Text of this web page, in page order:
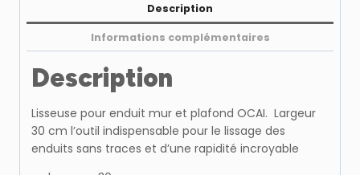
Description
Informations complémentaires
Description
Lisseuse pour enduit mur et plafond OCAI. Largeur
30 cm l’outil indispensable pour le lissage des
enduits sans traces et d’une rapidité incroyable